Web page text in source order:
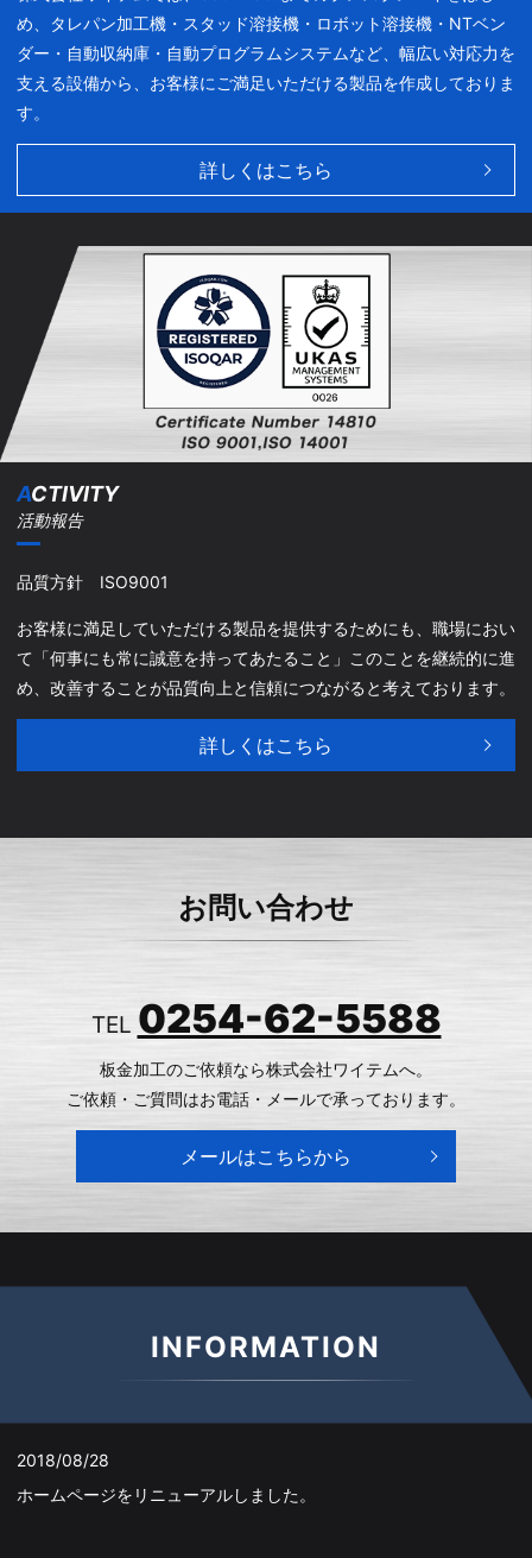
め、タレパン加工機・スタッド溶接機・ロボット溶接機・NTベン
ダー・自動収納庫・自動プログラムシステムなど、幅広い対応力を
支える設備から、お客様にご満足いただける製品を作成しておりま
す。
詳しくはこちら
ACTIVITY
活動報告
品質方針 ISO9001
お客様に満足していただける製品を提供するためにも、職場におい
て「何事にも常に誠意を持ってあたること」このことを継続的に進
め、改善することが品質向上と信頼につながると考えております。
詳しくはこちら
お問い合わせ
TEL 0254-62-5588
板金加工のご依頼なら株式会社ワイテムへ。
ご依頼・ご質問はお電話・メールで承っております。
メールはこちらから
INFORMATION
2018/08/28
ホームページをリニューアルしました。